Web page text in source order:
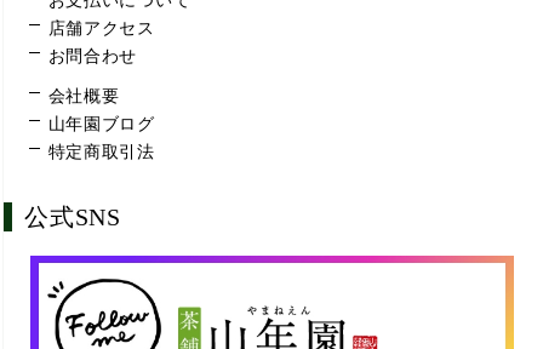
店舗アクセス
お問合わせ
会社概要
山年園ブログ
特定商取引法
公式SNS